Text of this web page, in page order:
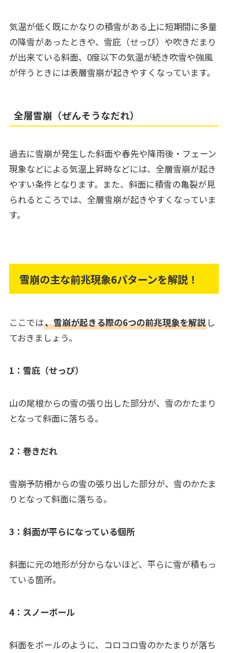
気温が低く既にかなりの積雪がある上に短期間に多量
の降雪があったときや、雪庇（せっぴ）や吹きだまり
が出来ている斜面、0度以下の気温が続き吹雪や強風
が伴うときには表層雪崩が起きやすくなっています。
全層雪崩（ぜんそうなだれ）
過去に雪崩が発生した斜面や春先や降雨後・フェーン
現象などによる気温上昇時などには、全層雪崩が起き
やすい条件となります。また、斜面に積雪の亀裂が見
られるところでは、全層雪崩が起きやすくなっていま
す。
雪崩の主な前兆現象6パターンを解説！
ここでは、雪崩が起きる際の6つの前兆現象を解説し
ておきましょう。
1：雪庇（せっぴ）
山の尾根からの雪の張り出した部分が、雪のかたまり
となって斜面に落ちる。
2：巻きだれ
雪崩予防柵からの雪の張り出した部分が、雪のかたま
りとなって斜面に落ちる。
3：斜面が平らになっている個所
斜面に元の地形が分からないほど、平らに雪が積もっ
ている箇所。
4：スノーボール
斜面をボールのように、コロコロ雪のかたまりが落ち